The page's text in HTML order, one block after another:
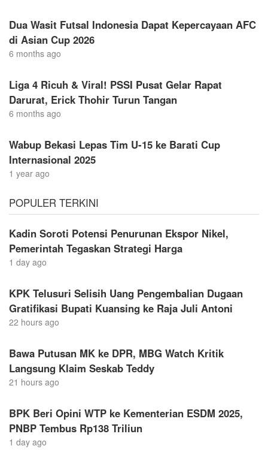
Dua Wasit Futsal Indonesia Dapat Kepercayaan AFC
di Asian Cup 2026
6 months ago
Liga 4 Ricuh & Viral! PSSI Pusat Gelar Rapat
Darurat, Erick Thohir Turun Tangan
6 months ago
Wabup Bekasi Lepas Tim U-15 ke Barati Cup
Internasional 2025
1 year ago
POPULER TERKINI
Kadin Soroti Potensi Penurunan Ekspor Nikel,
Pemerintah Tegaskan Strategi Harga
1 day ago
KPK Telusuri Selisih Uang Pengembalian Dugaan
Gratifikasi Bupati Kuansing ke Raja Juli Antoni
22 hours ago
Bawa Putusan MK ke DPR, MBG Watch Kritik
Langsung Klaim Seskab Teddy
21 hours ago
BPK Beri Opini WTP ke Kementerian ESDM 2025,
PNBP Tembus Rp138 Triliun
1 day ago